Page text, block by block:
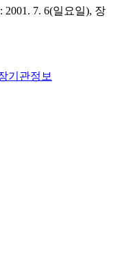
7. 6(일요일), 장
기관정보